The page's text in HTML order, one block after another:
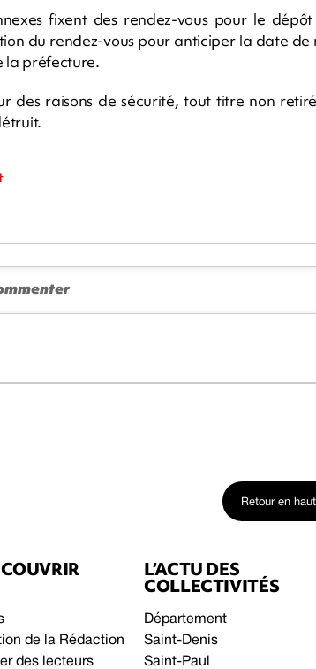
fixent des rendez-vous pour le
du rendez-vous pour anticiper la date de
la préfecture.
des raisons de sécurité, tout titre non
Retour en haut
de la Rédaction
des lecteurs
L’ACTU DES
COLLECTIVITÉS
Département
Saint-Denis
Saint-Paul